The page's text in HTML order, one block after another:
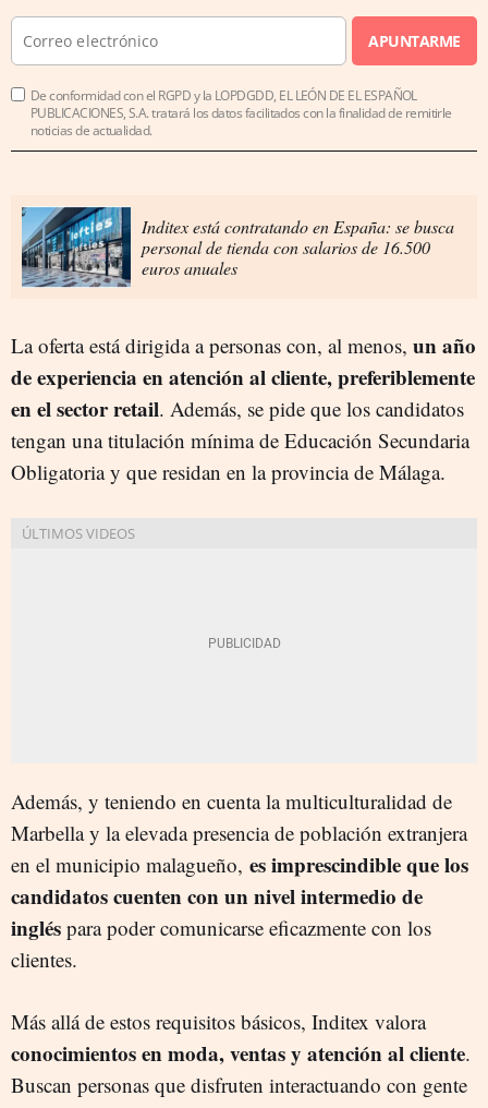
APUNTARME
De conformidad con el RGPD y la LOPDGDD, EL LEÓN DE EL ESPAÑOL
PUBLICACIONES, S.A. tratará los datos facilitados con la finalidad de remitirle
noticias de actualidad.
Inditex está contratando en España: se busca
personal de tienda con salarios de 16.500
euros anuales
La oferta está dirigida a personas con, al menos, un año
de experiencia en atención al cliente, preferiblemente
en el sector retail. Además, se pide que los candidatos
tengan una titulación mínima de Educación Secundaria
Obligatoria y que residan en la provincia de Málaga.
Además, y teniendo en cuenta la multiculturalidad de
Marbella y la elevada presencia de población extranjera
en el municipio malagueño, es imprescindible que los
candidatos cuenten con un nivel intermedio de
inglés para poder comunicarse eficazmente con los
clientes.
Más allá de estos requisitos básicos, Inditex valora
conocimientos en moda, ventas y atención al cliente.
Buscan personas que disfruten interactuando con gente